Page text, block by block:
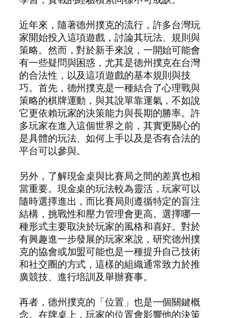
近年來，隨著德州撲克的流行，許多台灣玩
家開始投入這項遊戲，討論其玩法、規則與
策略。然而，對於新手來說，一開始可能會
有一些疑問與困惑，尤其是德州撲克在台灣
的合法性，以及這項遊戲的基本規則與技
巧。首先，德州撲克是一種結合了心理戰與
策略的棋牌運動，與其說單靠運氣，不如說
它更依賴玩家的決策能力與長期的勝率。許
多玩家在進入這個世界之前，其實更關心的
是具體的玩法、如何上手以及是否有合法的
平台可以參與。
另外，了解現金桌與比賽局之間的差異也相
當重要。現金桌的玩法較為靈活，玩家可以
隨時選擇進出，而比賽局則遵循特定的盲注
結構，挑戰性和壓力管理會更高。選擇哪一
種形式主要取決於玩家的風格和喜好。對於
有興趣進一步發展的玩家來說，研究德州撲
克的協會或加盟可能也是一種提升自己技術
和社交圈的方式，這樣的組織通常致力於推
廣競技、進行培訓及舉辦賽事。
再者，德州撲克的「位置」也是一個關鍵概
念。在牌桌上，玩家的位置會影響他的決策